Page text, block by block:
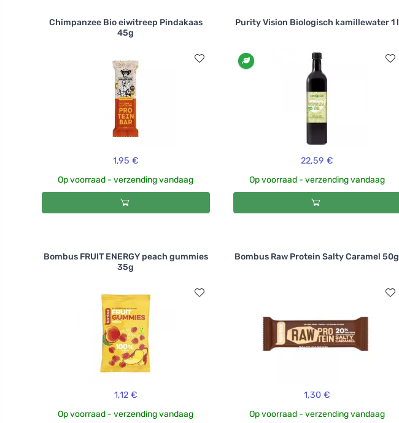
Chimpanzee Bio eiwitreep Pindakaas
45g
1,95 €
Op voorraad - verzending vandaag
Purity Vision Biologisch kamillewater 1 l
22,59 €
Op voorraad - verzending vandaag
Bombus FRUIT ENERGY peach gummies
35g
1,12 €
Op voorraad - verzending vandaag
Bombus Raw Protein Salty Caramel 50g
1,30 €
Op voorraad - verzending vandaag